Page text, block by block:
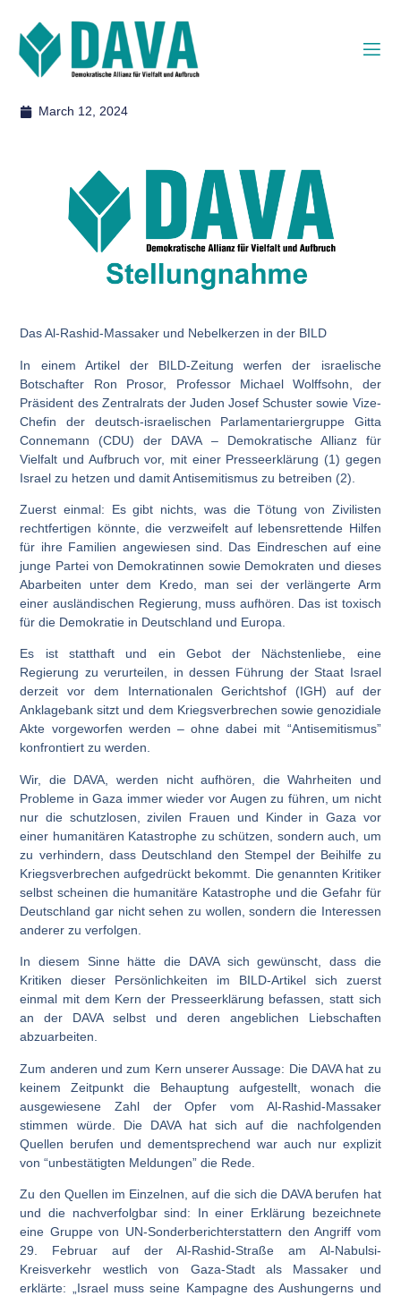
March 12, 2024
Das Al-Rashid-Massaker und Nebelkerzen in der BILD
In einem Artikel der BILD-Zeitung werfen der israelische
Botschafter Ron Prosor, Professor Michael Wolffsohn, der
Präsident des Zentralrats der Juden Josef Schuster sowie Vize-
Chefin der deutsch-israelischen Parlamentariergruppe Gitta
Connemann (CDU) der DAVA – Demokratische Allianz für
Vielfalt und Aufbruch vor, mit einer Presseerklärung (1) gegen
Israel zu hetzen und damit Antisemitismus zu betreiben (2).
Zuerst einmal: Es gibt nichts, was die Tötung von Zivilisten
rechtfertigen könnte, die verzweifelt auf lebensrettende Hilfen
für ihre Familien angewiesen sind. Das Eindreschen auf eine
junge Partei von Demokratinnen sowie Demokraten und dieses
Abarbeiten unter dem Kredo, man sei der verlängerte Arm
einer ausländischen Regierung, muss aufhören. Das ist toxisch
für die Demokratie in Deutschland und Europa.
Es ist statthaft und ein Gebot der Nächstenliebe, eine
Regierung zu verurteilen, in dessen Führung der Staat Israel
derzeit vor dem Internationalen Gerichtshof (IGH) auf der
Anklagebank sitzt und dem Kriegsverbrechen sowie genozidiale
Akte vorgeworfen werden – ohne dabei mit “Antisemitismus”
konfrontiert zu werden.
Wir, die DAVA, werden nicht aufhören, die Wahrheiten und
Probleme in Gaza immer wieder vor Augen zu führen, um nicht
nur die schutzlosen, zivilen Frauen und Kinder in Gaza vor
einer humanitären Katastrophe zu schützen, sondern auch, um
zu verhindern, dass Deutschland den Stempel der Beihilfe zu
Kriegsverbrechen aufgedrückt bekommt. Die genannten Kritiker
selbst scheinen die humanitäre Katastrophe und die Gefahr für
Deutschland gar nicht sehen zu wollen, sondern die Interessen
anderer zu verfolgen.
In diesem Sinne hätte die DAVA sich gewünscht, dass die
Kritiken dieser Persönlichkeiten im BILD-Artikel sich zuerst
einmal mit dem Kern der Presseerklärung befassen, statt sich
an der DAVA selbst und deren angeblichen Liebschaften
abzuarbeiten.
Zum anderen und zum Kern unserer Aussage: Die DAVA hat zu
keinem Zeitpunkt die Behauptung aufgestellt, wonach die
ausgewiesene Zahl der Opfer vom Al-Rashid-Massaker
stimmen würde. Die DAVA hat sich auf die nachfolgenden
Quellen berufen und dementsprechend war auch nur explizit
von “unbestätigten Meldungen” die Rede.
Zu den Quellen im Einzelnen, auf die sich die DAVA berufen hat
und die nachverfolgbar sind: In einer Erklärung bezeichnete
eine Gruppe von UN-Sonderberichterstattern den Angriff vom
29. Februar auf der Al-Rashid-Straße am Al-Nabulsi-
Kreisverkehr westlich von Gaza-Stadt als Massaker und
erklärte: „Israel muss seine Kampagne des Aushungerns und